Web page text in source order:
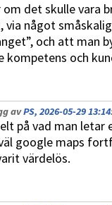
om det skulle vara
via något
och att man
kompetens och
avPS, 2026-05-29 13:14
på vad man
google maps
värdelös.